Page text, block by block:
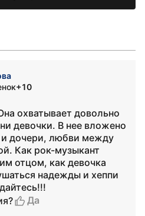
+10
охватывает довольно
девочки. В нее вложено
дочери, любви между
Как рок-музыкант
отцом, как девочка
надежды и хеппи
Да